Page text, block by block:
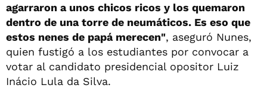
agarraron a unos chicos ricos y los quemaron
dentro de una torre de neumáticos. Es eso que
estos nenes de papá merecen", aseguró Nunes,
quien fustigó a los estudiantes por convocar a
votar al candidato presidencial opositor Luiz
Inácio Lula da Silva.